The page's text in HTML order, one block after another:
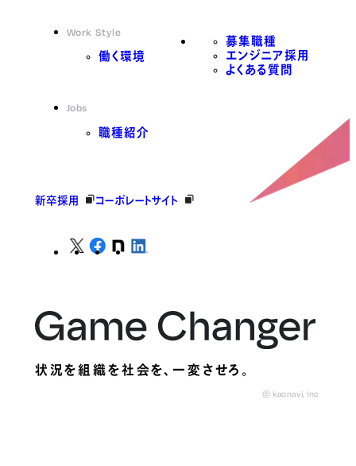
Work Style
働く環境
Jobs
職種紹介
募集職種
エンジニア採用
よくある質問
新卒採用 コーポレートサイト
状況を組織を社会を、一変させろ。
© kaonavi, Inc